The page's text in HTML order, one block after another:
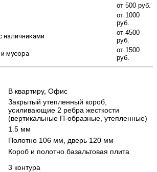
от 500 руб.
от 1000
руб.
наличниками
от 4500
руб.
мусора
от 1500
руб.
В квартиру, Офис
Закрытый утепленный короб,
усиливающие 2 ребра жесткости
(вертикальные П-образные, утепленные)
1.5 мм
Полотно 106 мм, дверь 120 мм
Короб и полотно базальтовая плита
3 контура